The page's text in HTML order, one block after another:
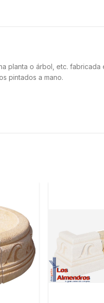
planta o árbol, etc. fabricada
pintados a mano.